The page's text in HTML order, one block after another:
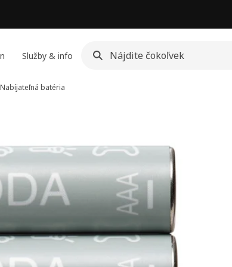
Služby & info
Nabíjateľná batéria